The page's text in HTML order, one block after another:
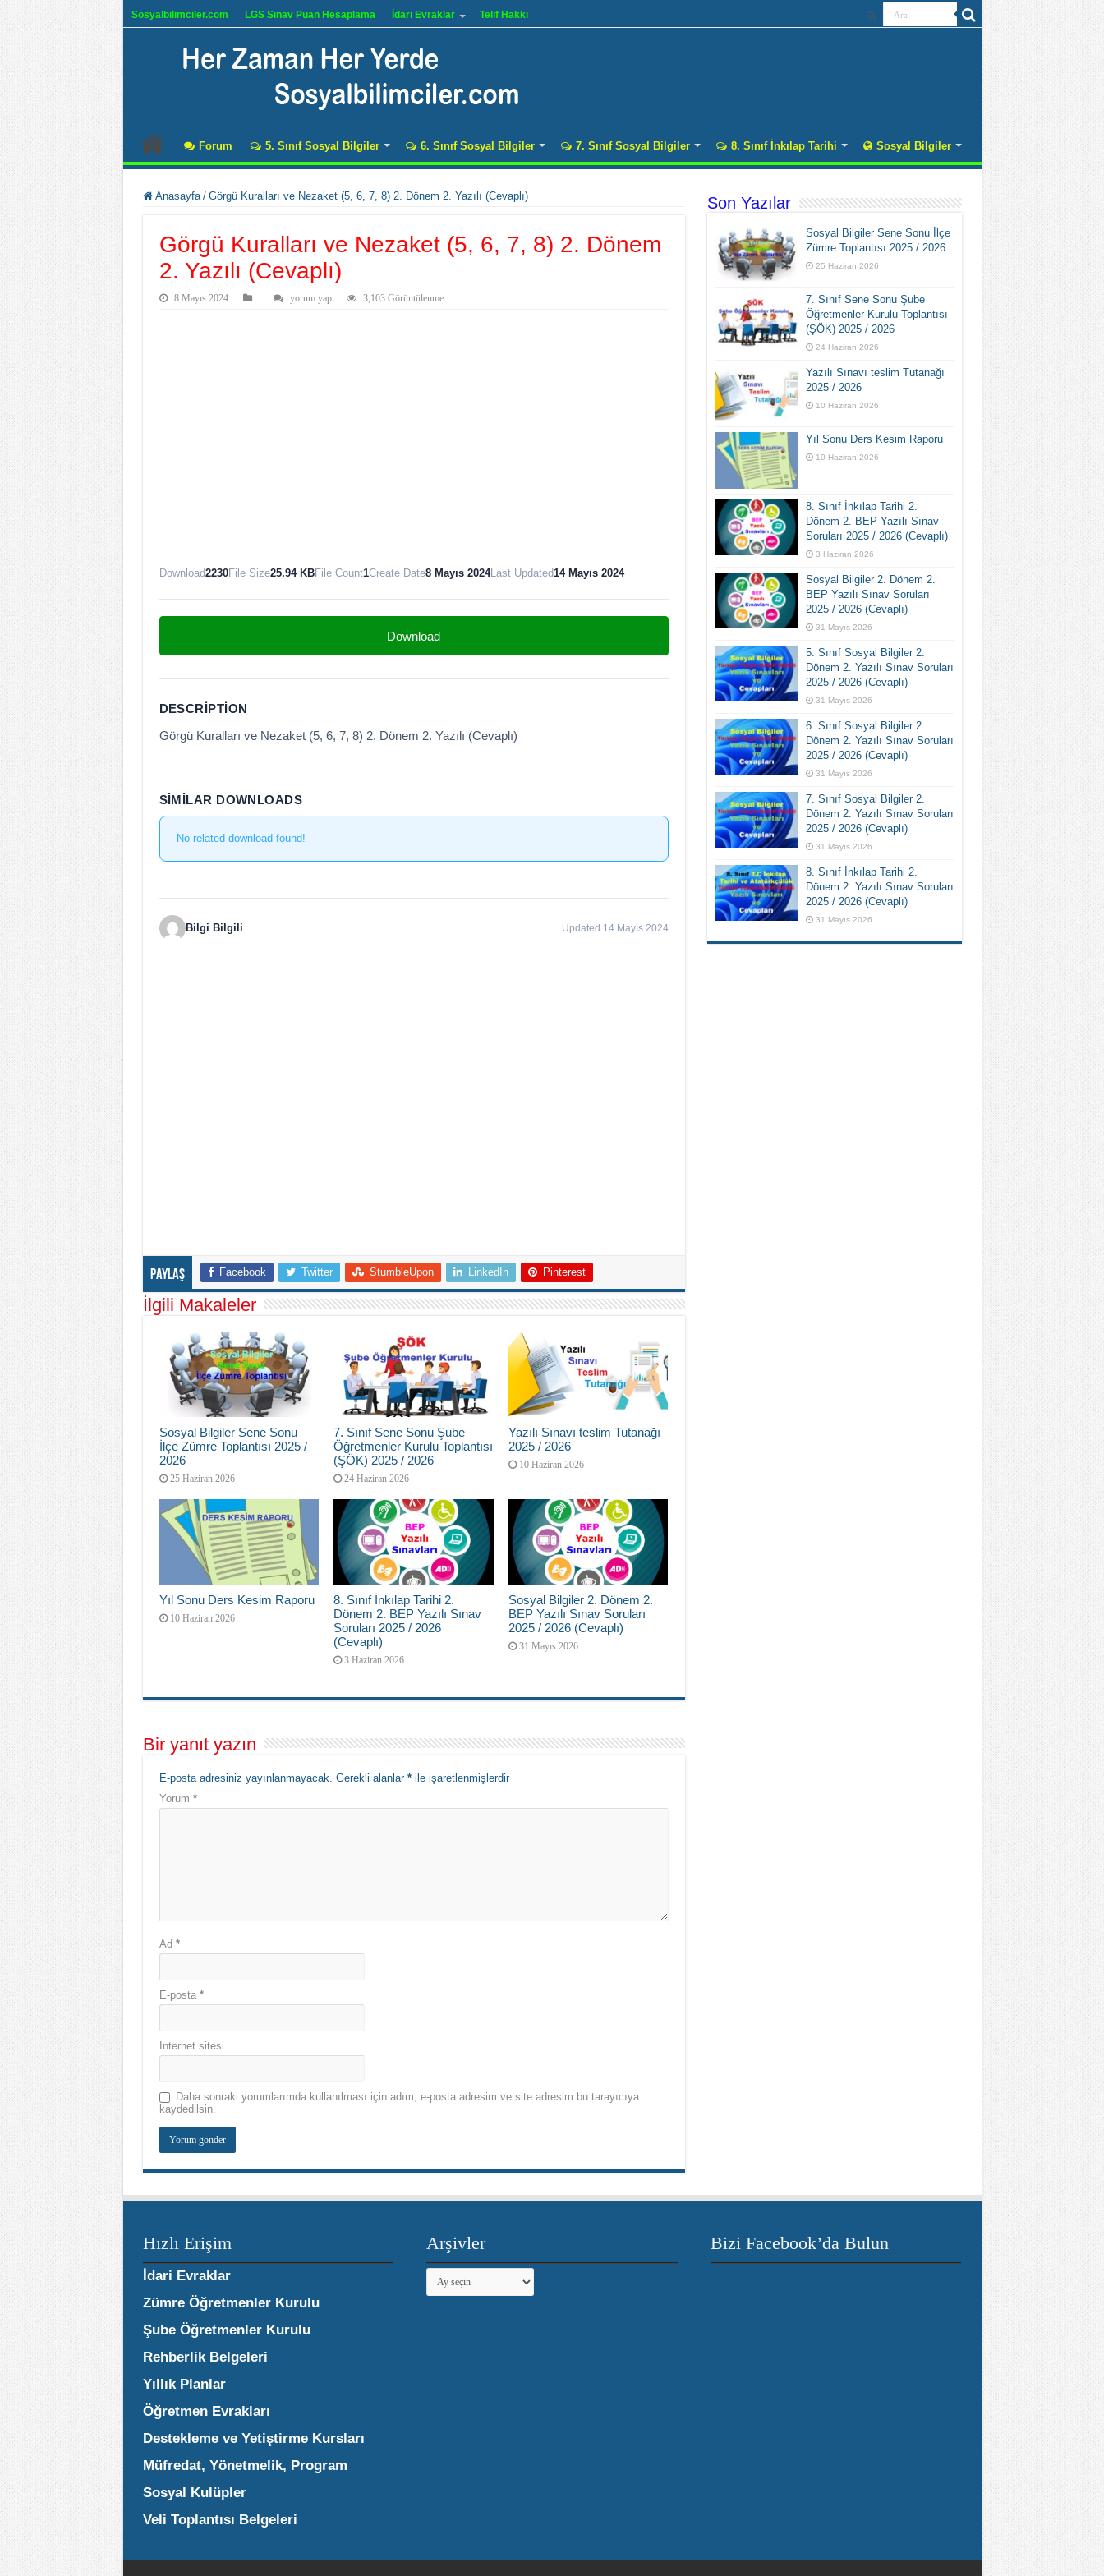
Sosyalbilimciler.com LGS Sınav Puan Hesaplama İdari Evraklar Telif Hakkı
Forum 5. Sınıf Sosyal Bilgiler 6. Sınıf Sosyal Bilgiler 7. Sınıf Sosyal Bilgiler 8. Sınıf İnkılap Tarihi Sosyal Bilgiler
Anasayfa / Görgü Kuralları ve Nezaket (5, 6, 7, 8) 2. Dönem 2. Yazılı (Cevaplı)
Görgü Kuralları ve Nezaket (5, 6, 7, 8) 2. Dönem
2. Yazılı (Cevaplı)
8 Mayıs 2024 yorum yap 3,103 Görüntülenme
Download2230File Size25.94 KBFile Count1Create Date8 Mayıs 2024Last Updated14 Mayıs 2024
Download
DESCRIPTION
Görgü Kuralları ve Nezaket (5, 6, 7, 8) 2. Dönem 2. Yazılı (Cevaplı)
SIMILAR DOWNLOADS
No related download found!
Bilgi Bilgili Updated 14 Mayıs 2024
Paylaş Facebook Twitter StumbleUpon LinkedIn Pinterest
İlgili Makaleler
Sosyal Bilgiler Sene Sonu
İlçe Zümre Toplantısı 2025 /
2026
25 Haziran 2026
7. Sınıf Sene Sonu Şube
Öğretmenler Kurulu Toplantısı
(ŞÖK) 2025 / 2026
24 Haziran 2026
Yazılı Sınavı teslim Tutanağı
2025 / 2026
10 Haziran 2026
Yıl Sonu Ders Kesim Raporu
10 Haziran 2026
8. Sınıf İnkılap Tarihi 2.
Dönem 2. BEP Yazılı Sınav
Soruları 2025 / 2026
(Cevaplı)
3 Haziran 2026
Sosyal Bilgiler 2. Dönem 2.
BEP Yazılı Sınav Soruları
2025 / 2026 (Cevaplı)
31 Mayıs 2026
Bir yanıt yazın
E-posta adresiniz yayınlanmayacak. Gerekli alanlar *ile işaretlenmişlerdir
Yorum *
Ad *
E-posta *
İnternet sitesi
Daha sonraki yorumlarımda kullanılması için adım, e-posta adresim ve site adresim bu tarayıcıya
kaydedilsin.
Son Yazılar
Sosyal Bilgiler Sene Sonu İlçe
Zümre Toplantısı 2025 / 2026
25 Haziran 2026
7. Sınıf Sene Sonu Şube
Öğretmenler Kurulu Toplantısı
(ŞÖK) 2025 / 2026
24 Haziran 2026
Yazılı Sınavı teslim Tutanağı
2025 / 2026
10 Haziran 2026
Yıl Sonu Ders Kesim Raporu
10 Haziran 2026
8. Sınıf İnkılap Tarihi 2.
Dönem 2. BEP Yazılı Sınav
Soruları 2025 / 2026 (Cevaplı)
3 Haziran 2026
Sosyal Bilgiler 2. Dönem 2.
BEP Yazılı Sınav Soruları
2025 / 2026 (Cevaplı)
31 Mayıs 2026
5. Sınıf Sosyal Bilgiler 2.
Dönem 2. Yazılı Sınav Soruları
2025 / 2026 (Cevaplı)
31 Mayıs 2026
6. Sınıf Sosyal Bilgiler 2.
Dönem 2. Yazılı Sınav Soruları
2025 / 2026 (Cevaplı)
31 Mayıs 2026
7. Sınıf Sosyal Bilgiler 2.
Dönem 2. Yazılı Sınav Soruları
2025 / 2026 (Cevaplı)
31 Mayıs 2026
8. Sınıf İnkılap Tarihi 2.
Dönem 2. Yazılı Sınav Soruları
2025 / 2026 (Cevaplı)
31 Mayıs 2026
Hızlı Erişim
İdari Evraklar
Zümre Öğretmenler Kurulu
Şube Öğretmenler Kurulu
Rehberlik Belgeleri
Yıllık Planlar
Öğretmen Evrakları
Destekleme ve Yetiştirme Kursları
Müfredat, Yönetmelik, Program
Sosyal Kulüpler
Veli Toplantısı Belgeleri
Arşivler
Arşivler
Bizi Facebook’da Bulun